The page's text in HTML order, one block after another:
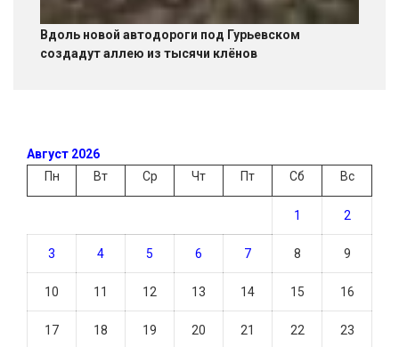
Вдоль новой автодороги под Гурьевском
создадут аллею из тысячи клёнов
Август 2026
Пн
Вт Ср Чт Пт Сб Вс
1 2
3 4 5 6 7 8 9
10 11 12 13 14 15 16
17 18 19 20 21 22 23